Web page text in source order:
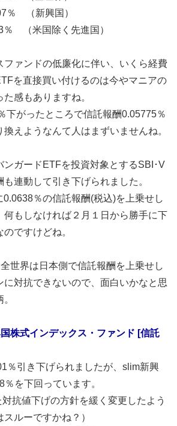
％ （新興国）
（米国除く先進国）
ファンドの低廉化に伴い、いくら経費
を直接買い付けるのは今やマニアの
感もありますね。
下がったところで信託報酬0.05775％
えようなんて人はまずいませんね。
ンガードETFを投資対象とするSBI･V
連動して引き下げられました。
％の信託報酬(税込)を上乗せし
何もしなければ２月１日から勝手に下
ですけどね。
世界は日本側で信託報酬を上乗せし
に対抗できないので、面白いかなと思
株式インデックス・ファンド [信託
％引き下げられましたが、slim新興
を下回っています。
対抗値下げの方針を緩く変更したよう
ルーですかね？）